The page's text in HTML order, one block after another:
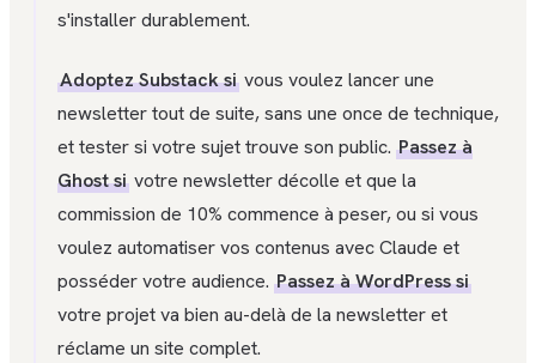
s'installer durablement.
Adoptez Substack si vous voulez lancer une
newsletter tout de suite, sans une once de technique,
et tester si votre sujet trouve son public. Passez à
Ghost si votre newsletter décolle et que la
commission de 10% commence à peser, ou si vous
voulez automatiser vos contenus avec Claude et
posséder votre audience. Passez à WordPress si
votre projet va bien au-delà de la newsletter et
réclame un site complet.